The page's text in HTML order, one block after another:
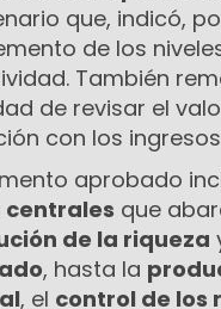
que, indicó,
de los
También
de revisar el
con los
aprobado
centrales que
de la riqueza
, hasta la
, el control de los